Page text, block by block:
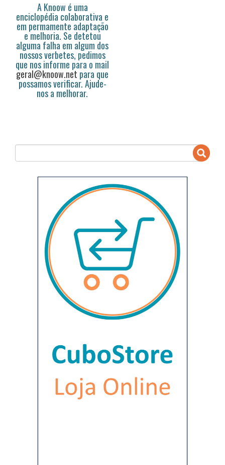
A Knoow é uma
enciclopédia colaborativa e
em permamente adaptação
e melhoria. Se detetou
alguma falha em algum dos
nossos verbetes, pedimos
que nos informe para o mail
geral@knoow.net para que
possamos verificar. Ajude-
nos a melhorar.